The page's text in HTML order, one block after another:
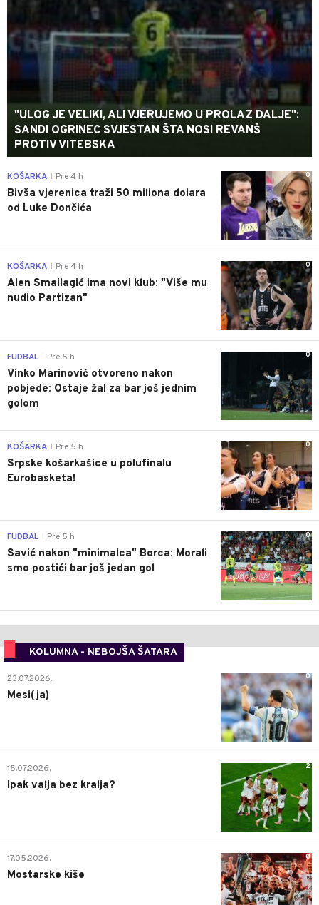
"ULOG JE VELIKI, ALI VJERUJEMO U PROLAZ DALJE":
SANDI OGRINEC SVJESTAN ŠTA NOSI REVANŠ
PROTIV VITEBSKA
0
KOŠARKA Pre 4 h
Bivša vjerenica traži 50 miliona dolara
od Luke Dončića
0
KOŠARKA Pre 4 h
Alen Smailagić ima novi klub: "Više mu
nudio Partizan"
0
FUDBAL Pre 5 h
Vinko Marinović otvoreno nakon
pobjede: Ostaje žal za bar još jednim
golom
0
KOŠARKA Pre 5 h
Srpske košarkašice u polufinalu
Eurobasketa!
0
FUDBAL Pre 5 h
Savić nakon "minimalca" Borca: Morali
smo postići bar još jedan gol
KOLUMNA - NEBOJŠA ŠATARA
0
23.07.2026.
Mesi(ja)
2
15.07.2026.
Ipak valja bez kralja?
0
17.05.2026.
Mostarske kiše